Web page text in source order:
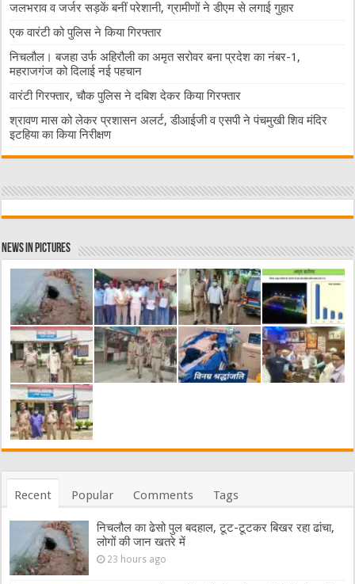
जलभराव व जर्जर सड़कें बनीं परेशानी, ग्रामीणों ने डीएम से लगाई गुहार
एक वारंटी को पुलिस ने किया गिरफ्तार
निचलौल। बजहा उर्फ अहिरौली का अमृत सरोवर बना प्रदेश का नंबर-1,
महराजगंज को दिलाई नई पहचान
वारंटी गिरफ्तार, चौक पुलिस ने दबिश देकर किया गिरफ्तार
श्रावण मास को लेकर प्रशासन अलर्ट, डीआईजी व एसपी ने पंचमुखी शिव मंदिर
इटहिया का किया निरीक्षण
News in Pictures
Recent Popular Comments Tags
निचलौल का ढेसो पुल बदहाल, टूट-टूटकर बिखर रहा ढांचा,
लोगों की जान खतरे में
23 hours ago